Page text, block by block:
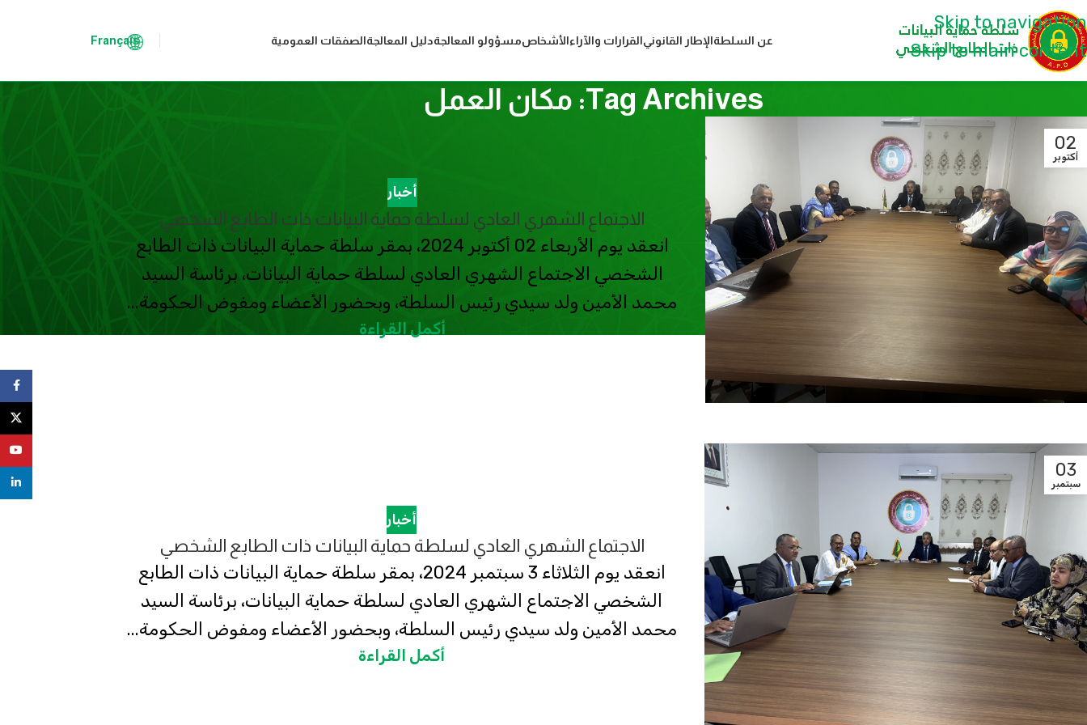
Skip to navigation
Skip to main content
عن السلطةالإطار القانونيالقرارات والآراءالأشخاصمسؤولو المعالجةدليل المعالجةالصفقات العمومية Français
Tag Archives: مكان العمل
02
أكتوبر
أخبار
الاجتماع الشهري العادي لسلطة حماية البيانات ذات الطابع الشخصي
انعقد يوم الأربعاء 02 أكتوبر 2024، بمقر سلطة حماية البيانات ذات الطابع
الشخصي الاجتماع الشهري العادي لسلطة حماية البيانات، برئاسة السيد
محمد الأمين ولد سيدي رئيس السلطة، وبحضور الأعضاء ومفوض الحكومة...
أكمل القراءة
03
سبتمبر
أخبار
الاجتماع الشهري العادي لسلطة حماية البيانات ذات الطابع الشخصي
انعقد يوم الثلاثاء 3 سبتمبر 2024، بمقر سلطة حماية البيانات ذات الطابع
الشخصي الاجتماع الشهري العادي لسلطة حماية البيانات، برئاسة السيد
محمد الأمين ولد سيدي رئيس السلطة، وبحضور الأعضاء ومفوض الحكومة...
أكمل القراءة